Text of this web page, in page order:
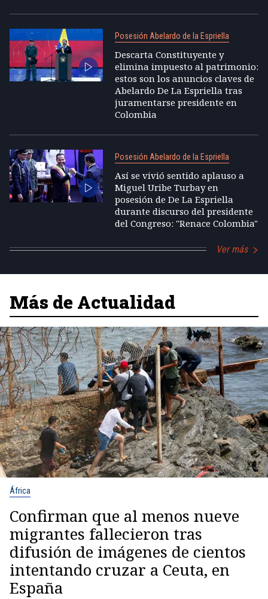
Posesión Abelardo de la Espriella
Descarta Constituyente y
elimina impuesto al patrimonio:
estos son los anuncios claves de
Abelardo De La Espriella tras
juramentarse presidente en
Colombia
Posesión Abelardo de la Espriella
Así se vivió sentido aplauso a
Miguel Uribe Turbay en
posesión de De La Espriella
durante discurso del presidente
del Congreso: "Renace Colombia"
Ver más
Más de Actualidad
África
Confirman que al menos nueve
migrantes fallecieron tras
difusión de imágenes de cientos
intentando cruzar a Ceuta, en
España